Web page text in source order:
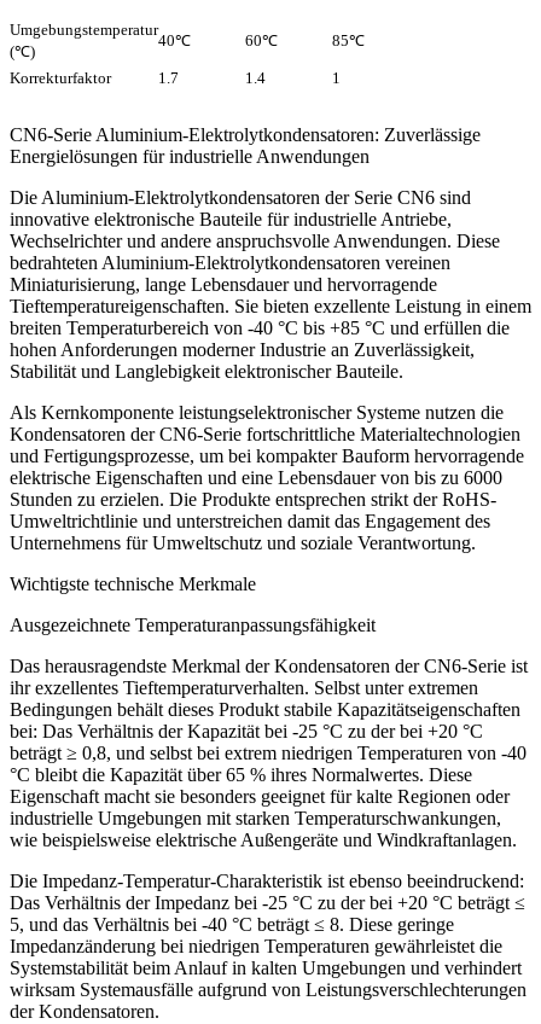
Umgebungstemperatur
(℃)
40℃ 60℃ 85℃
Korrekturfaktor 1.7 1.4 1
CN6-Serie Aluminium-Elektrolytkondensatoren: Zuverlässige
Energielösungen für industrielle Anwendungen
Die Aluminium-Elektrolytkondensatoren der Serie CN6 sind
innovative elektronische Bauteile für industrielle Antriebe,
Wechselrichter und andere anspruchsvolle Anwendungen. Diese
bedrahteten Aluminium-Elektrolytkondensatoren vereinen
Miniaturisierung, lange Lebensdauer und hervorragende
Tieftemperatureigenschaften. Sie bieten exzellente Leistung in einem
breiten Temperaturbereich von -40 °C bis +85 °C und erfüllen die
hohen Anforderungen moderner Industrie an Zuverlässigkeit,
Stabilität und Langlebigkeit elektronischer Bauteile.
Als Kernkomponente leistungselektronischer Systeme nutzen die
Kondensatoren der CN6-Serie fortschrittliche Materialtechnologien
und Fertigungsprozesse, um bei kompakter Bauform hervorragende
elektrische Eigenschaften und eine Lebensdauer von bis zu 6000
Stunden zu erzielen. Die Produkte entsprechen strikt der RoHS-
Umweltrichtlinie und unterstreichen damit das Engagement des
Unternehmens für Umweltschutz und soziale Verantwortung.
Wichtigste technische Merkmale
Ausgezeichnete Temperaturanpassungsfähigkeit
Das herausragendste Merkmal der Kondensatoren der CN6-Serie ist
ihr exzellentes Tieftemperaturverhalten. Selbst unter extremen
Bedingungen behält dieses Produkt stabile Kapazitätseigenschaften
bei: Das Verhältnis der Kapazität bei -25 °C zu der bei +20 °C
beträgt ≥ 0,8, und selbst bei extrem niedrigen Temperaturen von -40
°C bleibt die Kapazität über 65 % ihres Normalwertes. Diese
Eigenschaft macht sie besonders geeignet für kalte Regionen oder
industrielle Umgebungen mit starken Temperaturschwankungen,
wie beispielsweise elektrische Außengeräte und Windkraftanlagen.
Die Impedanz-Temperatur-Charakteristik ist ebenso beeindruckend:
Das Verhältnis der Impedanz bei -25 °C zu der bei +20 °C beträgt ≤
5, und das Verhältnis bei -40 °C beträgt ≤ 8. Diese geringe
Impedanzänderung bei niedrigen Temperaturen gewährleistet die
Systemstabilität beim Anlauf in kalten Umgebungen und verhindert
wirksam Systemausfälle aufgrund von Leistungsverschlechterungen
der Kondensatoren.